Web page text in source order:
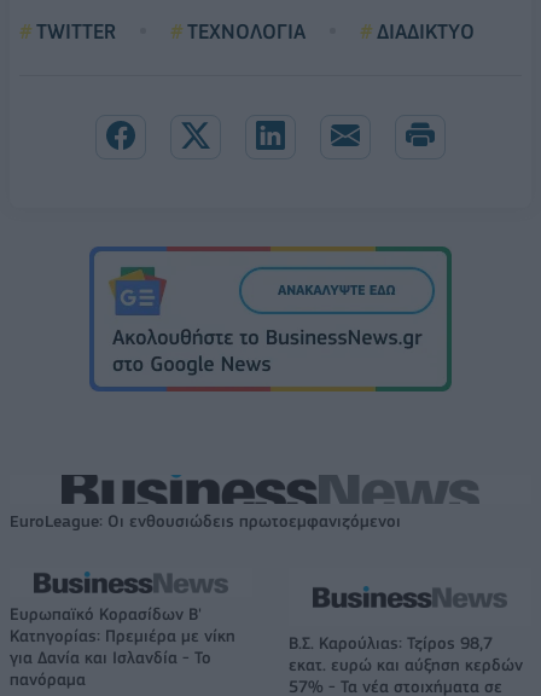
TWITTER ΤΕΧΝΟΛΟΓΙΑ ΔΙΑΔΙΚΤΥΟ
EuroLeague: Οι ενθουσιώδεις πρωτοεμφανιζόμενοι
Ευρωπαϊκό Κορασίδων Β'
Κατηγορίας: Πρεμιέρα με νίκη
για Δανία και Ισλανδία - Το
πανόραμα
Β.Σ. Καρούλιας: Τζίρος 98,7
εκατ. ευρώ και αύξηση κερδών
57% - Τα νέα στοιχήματα σε